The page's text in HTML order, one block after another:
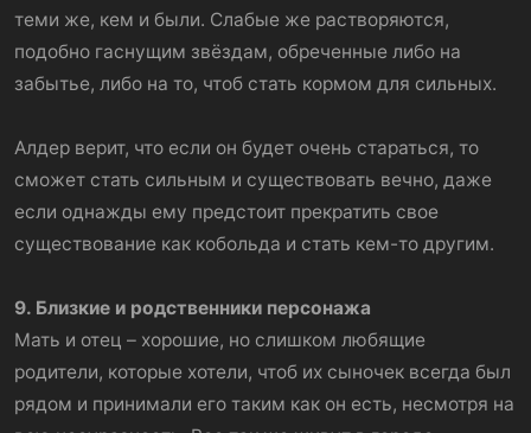
теми же, кем и были. Слабые же растворяются,
подобно гаснущим звёздам, обреченные либо на
забытье, либо на то, чтоб стать кормом для сильных.
Алдер верит, что если он будет очень стараться, то
сможет стать сильным и существовать вечно, даже
если однажды ему предстоит прекратить свое
существование как кобольда и стать кем-то другим.
9. Близкие и родственники персонажа
Мать и отец – хорошие, но слишком любящие
родители, которые хотели, чтоб их сыночек всегда был
рядом и принимали его таким как он есть, несмотря на